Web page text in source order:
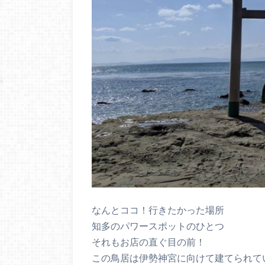
なんとココ！行きたかった場所
知多のパワースポットのひとつ
それもお店の直ぐ目の前！
この鳥居は伊勢神宮に向けて建てられて